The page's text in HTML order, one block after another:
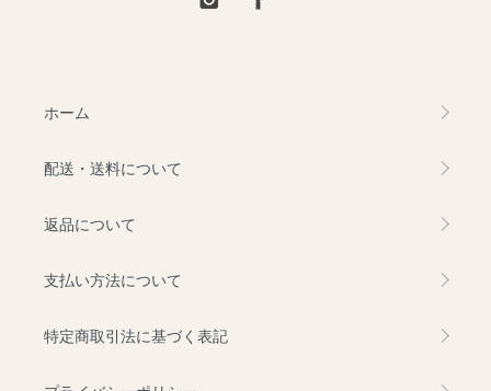
ホーム
配送・送料について
返品について
支払い方法について
特定商取引法に基づく表記